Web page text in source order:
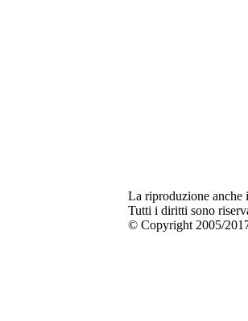
La riproduzione anche
Tutti i diritti sono
© Copyright 2005/